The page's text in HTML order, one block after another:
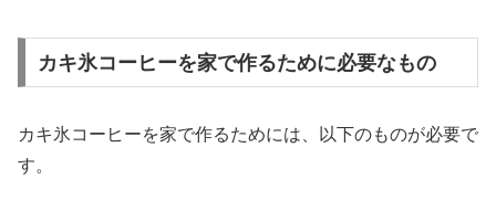
カキ氷コーヒーを家で作るために必要なもの
カキ氷コーヒーを家で作るためには、以下のものが必要で
す。